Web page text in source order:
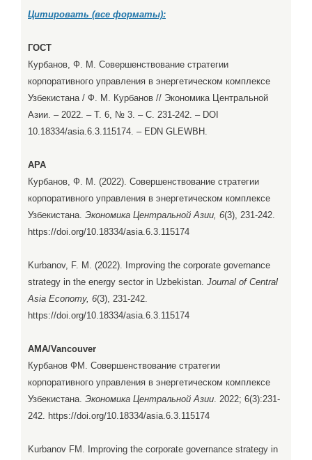
Цитировать (все форматы):
ГОСТ
Курбанов, Ф. М. Совершенствование стратегии
корпоративного управления в энергетическом комплексе
Узбекистана / Ф. М. Курбанов // Экономика Центральной
Азии. – 2022. – Т. 6, № 3. – С. 231-242. – DOI
10.18334/asia.6.3.115174. – EDN GLEWBH.
APA
Курбанов, Ф. М. (2022). Совершенствование стратегии
корпоративного управления в энергетическом комплексе
Узбекистана. Экономика Центральной Азии, 6(3), 231-242.
https://doi.org/10.18334/asia.6.3.115174
Kurbanov, F. M. (2022). Improving the corporate governance
strategy in the energy sector in Uzbekistan. Journal of Central
Asia Economy, 6(3), 231-242.
https://doi.org/10.18334/asia.6.3.115174
AMA/Vancouver
Курбанов ФМ. Совершенствование стратегии
корпоративного управления в энергетическом комплексе
Узбекистана. Экономика Центральной Азии. 2022; 6(3):231-
242. https://doi.org/10.18334/asia.6.3.115174
Kurbanov FM. Improving the corporate governance strategy in